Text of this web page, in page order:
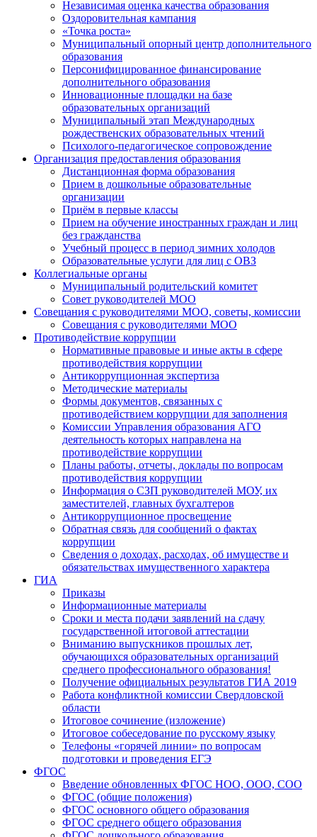
Независимая оценка качества образования
Оздоровительная кампания
«Точка роста»
Муниципальный опорный центр дополнительного
образования
Персонифицированное финансирование
дополнительного образования
Инновационные площадки на базе
образовательных организаций
Муниципальный этап Международных
рождественских образовательных чтений
Психолого-педагогическое сопровождение
Организация предоставления образования
Дистанционная форма образования
Прием в дошкольные образовательные
организации
Приём в первые классы
Прием на обучение иностранных граждан и лиц
без гражданства
Учебный процесс в период зимних холодов
Образовательные услуги для лиц с ОВЗ
Коллегиальные органы
Муниципальный родительский комитет
Совет руководителей МОО
Совещания с руководителями МОО, советы, комиссии
Совещания с руководителями МОО
Противодействие коррупции
Нормативные правовые и иные акты в сфере
противодействия коррупции
Антикоррупционная экспертиза
Методические материалы
Формы документов, связанных с
противодействием коррупции для заполнения
Комиссии Управления образования АГО
деятельность которых направлена на
противодействие коррупции
Планы работы, отчеты, доклады по вопросам
противодействия коррупции
Информация о СЗП руководителей МОУ, их
заместителей, главных бухгалтеров
Антикоррупционное просвещение
Обратная связь для сообщений о фактах
коррупции
Сведения о доходах, расходах, об имуществе и
обязательствах имущественного характера
ГИА
Приказы
Информационные материалы
Сроки и места подачи заявлений на сдачу
государственной итоговой аттестации
Вниманию выпускников прошлых лет,
обучающихся образовательных организаций
среднего профессионального образования!
Получение официальных результатов ГИА 2019
Работа конфликтной комиссии Свердловской
области
Итоговое сочинение (изложение)
Итоговое собеседование по русскому языку
Телефоны «горячей линии» по вопросам
подготовки и проведения ЕГЭ
ФГОС
Введение обновленных ФГОС НОО, ООО, СОО
ФГОС (общие положения)
ФГОС основного общего образования
ФГОС среднего общего образования